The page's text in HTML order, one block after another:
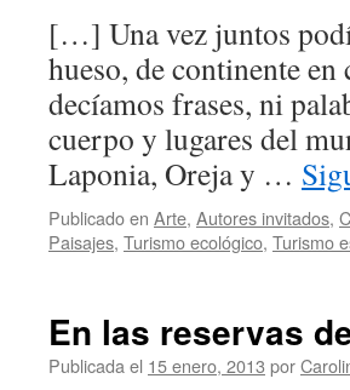
[…] Una vez juntos
hueso, de continente
decíamos frases, ni
cuerpo y lugares del
Laponia, Oreja y …
Publicado en Arte, Autores invitados,
Paisajes, Turismo ecológico, Turismo
En las reservas
Publicada el 15 enero, 2013 por